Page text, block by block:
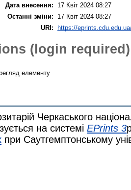
Дата внесення:
17 Квіт 2024 08:27
Останні зміни:
17 Квіт 2024 08:27
URI: https://
(login required)
елементу
Черкаського
на системі EPrints 3
при Саутгемптонському